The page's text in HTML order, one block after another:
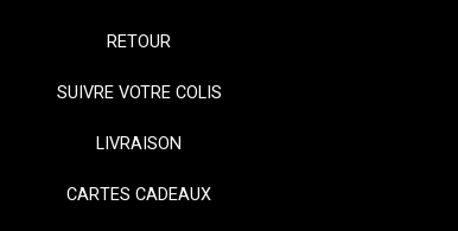
RETOUR
SUIVRE VOTRE COLIS
LIVRAISON
CARTES CADEAUX